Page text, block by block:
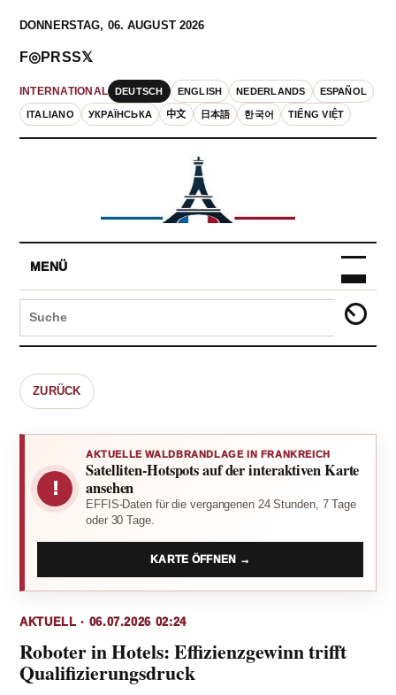
DONNERSTAG, 06. AUGUST 2026
INTERNATIONAL DEUTSCH ENGLISH NEDERLANDS ESPAÑOL
ITALIANO УКРАЇНСЬКА 中文 日本語 한국어 TIẾNG VIỆT
F◎PRSS𝕏
MENÜ
ZURÜCK
!
AKTUELLE WALDBRANDLAGE IN FRANKREICH
Satelliten-Hotspots auf der interaktiven Karte
ansehen
EFFIS-Daten für die vergangenen 24 Stunden, 7 Tage
oder 30 Tage.
KARTE ÖFFNEN →
AKTUELL · 06.07.2026 02:24
Roboter in Hotels: Effizienzgewinn trifft
Qualifizierungsdruck